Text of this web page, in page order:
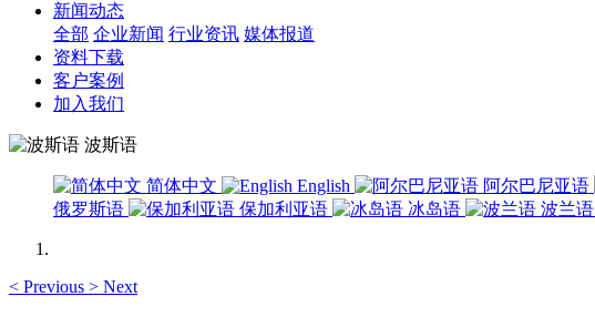
新闻动态
全部 企业新闻 行业资讯 媒体报道
资料下载
客户案例
加入我们
波斯语
简体中文 English 阿尔巴尼亚语
俄罗斯语
保加利亚语 冰岛语 波兰语
< Previous > Next